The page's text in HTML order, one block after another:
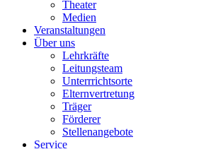
Theater
Medien
Veranstaltungen
Über uns
Lehrkräfte
Leitungsteam
Unterrrichtsorte
Elternvertretung
Träger
Förderer
Stellenangebote
Service